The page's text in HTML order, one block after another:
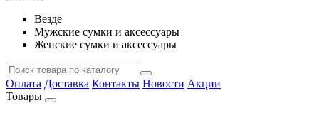
Везде
Мужские сумки и аксессуары
Женские сумки и аксессуары
Оплата Доставка Контакты Новости Акции
Товары